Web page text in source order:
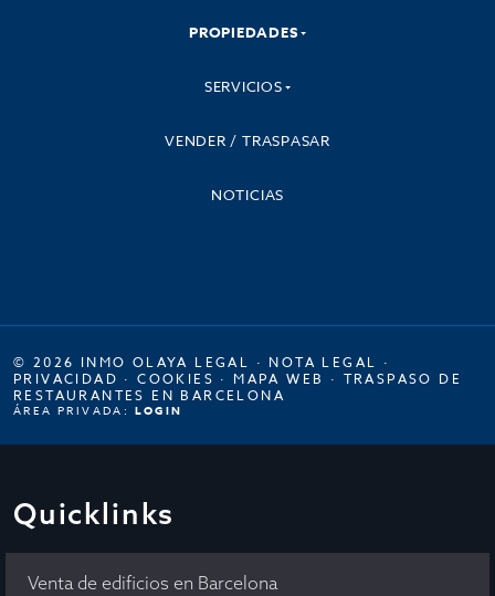
PROPIEDADES
SERVICIOS
VENDER / TRASPASAR
NOTICIAS
© 2026 INMO OLAYA LEGAL · NOTA LEGAL ·
PRIVACIDAD ·COOKIES · MAPA WEB · TRASPASO DE
RESTAURANTES EN BARCELONA
ÁREA PRIVADA: LOGIN
Quicklinks
Venta de edificios en Barcelona